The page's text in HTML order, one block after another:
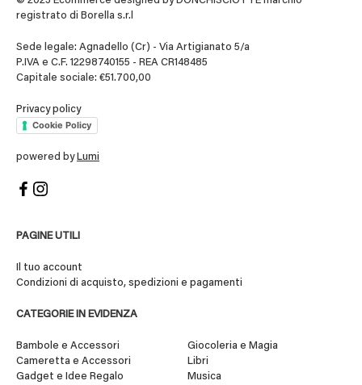
registrato di Borella s.r.l
Sede legale: Agnadello (Cr) - Via Artigianato 5/a
P.IVA e C.F. 12298740155 - REA CR148485
Capitale sociale: €51.700,00
Privacy policy
Cookie Policy
powered by Lumi
PAGINE UTILI
Il tuo account
Condizioni di acquisto, spedizioni e pagamenti
CATEGORIE IN EVIDENZA
Bambole e Accessori
Cameretta e Accessori
Gadget e Idee Regalo
Giocoleria e Magia
Libri
Musica